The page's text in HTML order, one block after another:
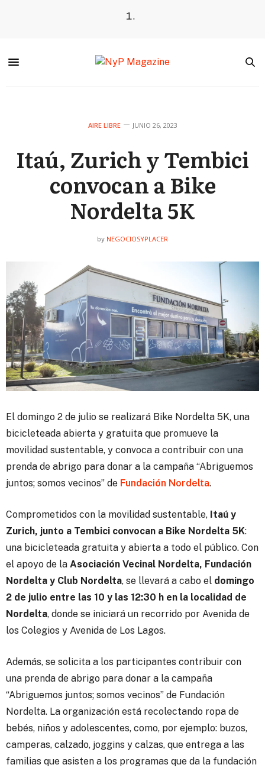
AIRE LIBRE JUNIO 26, 2023
Itaú, Zurich y Tembici
convocan a Bike
Nordelta 5K
by NEGOCIOSYPLACER
El domingo 2 de julio se realizará Bike Nordelta 5K, una
bicicleteada abierta y gratuita que promueve la
movilidad sustentable, y convoca a contribuir con una
prenda de abrigo para donar a la campaña “Abriguemos
juntos; somos vecinos” de Fundación Nordelta.
Comprometidos con la movilidad sustentable, Itaú y
Zurich, junto a Tembici convocan a Bike Nordelta 5K:
una bicicleteada gratuita y abierta a todo el público. Con
el apoyo de la Asociación Vecinal Nordelta, Fundación
Nordelta y Club Nordelta, se llevará a cabo el domingo
2 de julio entre las 10 y las 12:30 h en la localidad de
Nordelta, donde se iniciará un recorrido por Avenida de
los Colegios y Avenida de Los Lagos.
Además, se solicita a los participantes contribuir con
una prenda de abrigo para donar a la campaña
“Abriguemos juntos; somos vecinos” de Fundación
Nordelta. La organización está recolectando ropa de
bebés, niños y adolescentes, como, por ejemplo: buzos,
camperas, calzado, joggins y calzas, que entrega a las
familias que asisten a los programas que da la fundación